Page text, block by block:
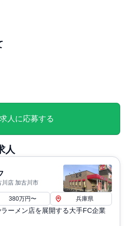
）: 無
接/人事担当者
60 歳 65歳まで再雇用制度有
人に応募する
人
川店 加古川市
380万円〜 兵庫県
ラーメン店を展開する大手FC企業